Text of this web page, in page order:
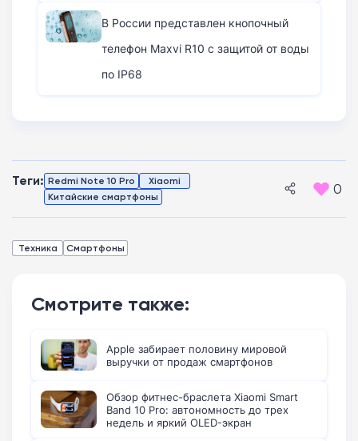
В России представлен кнопочный
телефон Maxvi R10 с защитой от воды
по IP68
Теги: Redmi Note 10 Pro
Xiaomi
Китайские смартфоны
0
Техника Смартфоны
Смотрите также:
Apple забирает половину мировой
выручки от продаж смартфонов
Обзор фитнес-браслета Xiaomi Smart
Band 10 Pro: автономность до трех
недель и яркий OLED-экран